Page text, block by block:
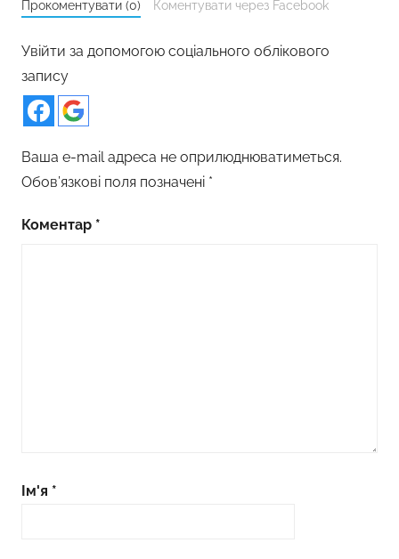
Прокоментувати (0) Коментувати через Facebook
Увійти за допомогою соціального облікового
запису
Ваша e-mail адреса не оприлюднюватиметься.
Обов’язкові поля позначені *
Коментар *
Ім'я *